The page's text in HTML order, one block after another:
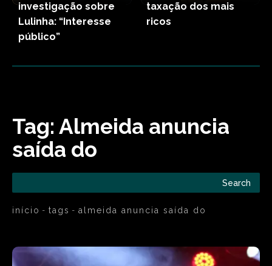
investigação sobre
Lulinha: “Interesse
público”
taxação dos mais
ricos
Tag: Almeida anuncia
saída do
Search
início tags almeida anuncia saída do